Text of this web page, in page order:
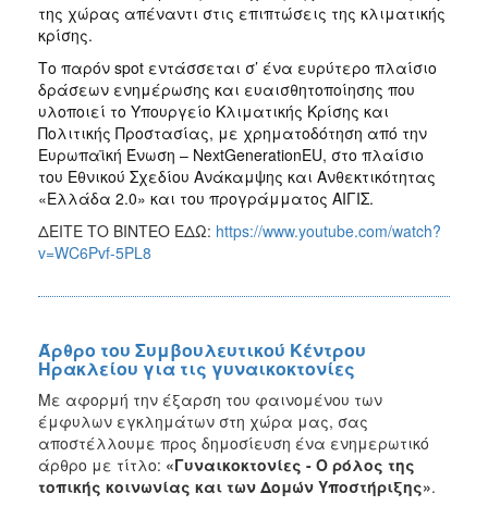
της χώρας απέναντι στις επιπτώσεις της κλιματικής
κρίσης.
Το παρόν spot εντάσσεται σ’ ένα ευρύτερο πλαίσιο
δράσεων ενημέρωσης και ευαισθητοποίησης που
υλοποιεί το Υπουργείο Κλιματικής Κρίσης και
Πολιτικής Προστασίας, με χρηματοδότηση από την
Ευρωπαϊκή Ένωση – NextGenerationEU, στο πλαίσιο
του Εθνικού Σχεδίου Ανάκαμψης και Ανθεκτικότητας
«Ελλάδα 2.0» και του προγράμματος ΑΙΓΙΣ.
ΔΕΙΤΕ ΤΟ ΒΙΝΤΕΟ ΕΔΩ: https://www.youtube.com/watch?
v=WC6Pvf-5PL8
Άρθρο του Συμβουλευτικού Κέντρου
Ηρακλείου για τις γυναικοκτονίες
Με αφορμή την έξαρση του φαινομένου των
έμφυλων εγκλημάτων στη χώρα μας, σας
αποστέλλουμε προς δημοσίευση ένα ενημερωτικό
άρθρο με τίτλο: «Γυναικοκτονίες - Ο ρόλος της
τοπικής κοινωνίας και των Δομών Υποστήριξης».